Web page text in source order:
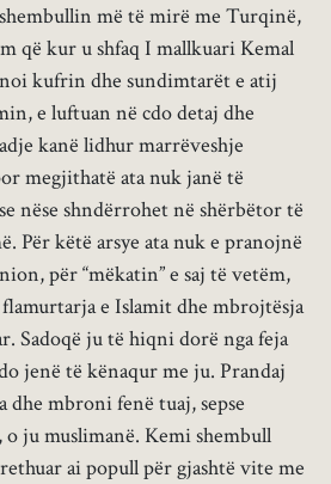
më të mirë me Turqinë,
që kur u shfaq I mallkuari Kemal
kufrin dhe sundimtarët e atij
e luftuan në cdo detaj dhe
kanë lidhur marrëveshje
megjithatë ata nuk janë të
nëse shndërrohet në shërbëtor të
Për këtë arsye ata nuk e pranojnë
për “mëkatin” e saj të vetëm,
e Islamit dhe mbrojtësja
Sadoqë ju të hiqni dorë nga feja
jenë të kënaqur me ju. Prandaj
mbroni fenë tuaj, sepse
o ju muslimanë. Kemi shembull
ai popull për gjashtë vite me